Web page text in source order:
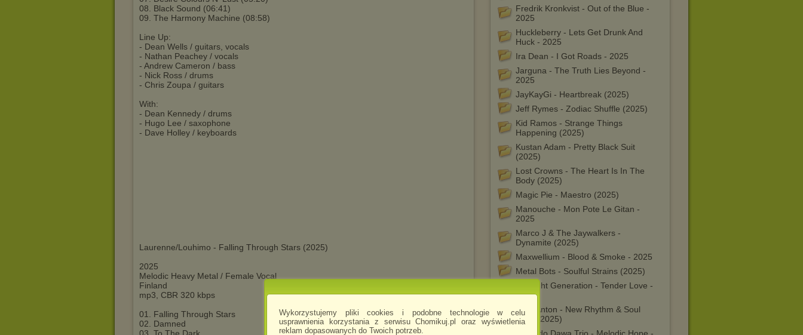
Wykorzystujemy pliki cookies i podobne technologie w celu
usprawnienia korzystania z serwisu Chomikuj.pl oraz wyświetlenia
reklam dopasowanych do Twoich potrzeb.
Fredrik Kronkvist - Out of the Blue -
2025
Huckleberry - Lets Get Drunk And
Huck - 2025
Ira Dean - I Got Roads - 2025
Jarguna - The Truth Lies Beyond -
2025
JayKayGi - Heartbreak (2025)
Jeff Rymes - Zodiac Shuffle (2025)
Kid Ramos - Strange Things
Happening (2025)
Kustan Adam - Pretty Black Suit
(2025)
Lost Crowns - The Heart Is In The
Body (2025)
Magic Pie - Maestro (2025)
Manouche - Mon Pote Le Gitan -
2025
Marco J & The Jaywalkers -
Dynamite (2025)
Maxwellium - Blood & Smoke - 2025
Metal Bots - Soulful Strains (2025)
Midnight Generation - Tender Love -
2025
Mike Anton - New Rhythm & Soul
2025 (2025)
08. Black Sound (06:41)
09. The Harmony Machine (08:58)
Line Up:
- Dean Wells / guitars, vocals
- Nathan Peachey / vocals
- Andrew Cameron / bass
- Nick Ross / drums
- Chris Zoupa / guitars
With:
- Dean Kennedy / drums
- Hugo Lee / saxophone
- Dave Holley / keyboards
Laurenne/Louhimo - Falling Through Stars (2025)
2025
Melodic Heavy Metal / Female Vocal
Finland
mp3, CBR 320 kbps
01. Falling Through Stars
02. Damned